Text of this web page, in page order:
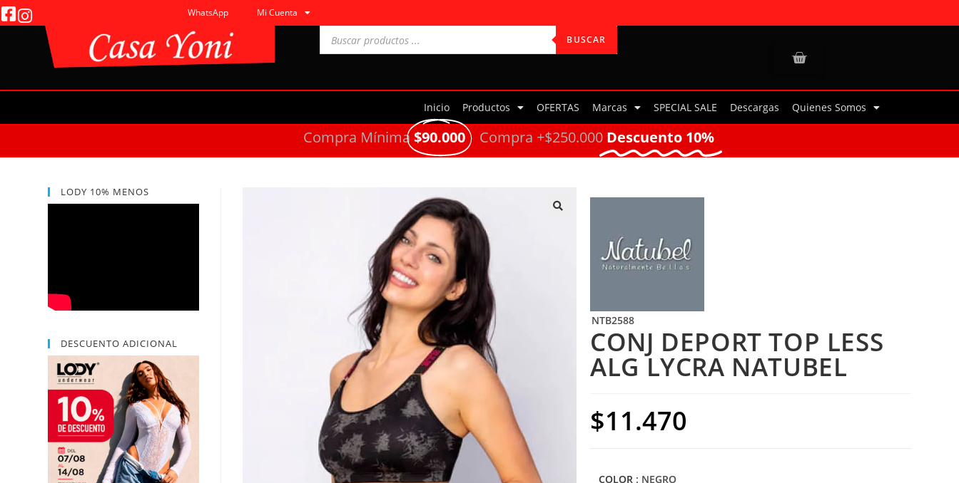
WhatsApp Mi Cuenta
BUSCAR
Inicio Productos OFERTAS Marcas SPECIAL SALE Descargas Quienes Somos
Compra Mínima$90.000 Compra +$250.000 Descuento 10%
NTB2588
CONJ DEPORT TOP LESS
ALG LYCRA NATUBEL
$11.470
COLOR : NEGRO
LODY 10% MENOS
DESCUENTO ADICIONAL